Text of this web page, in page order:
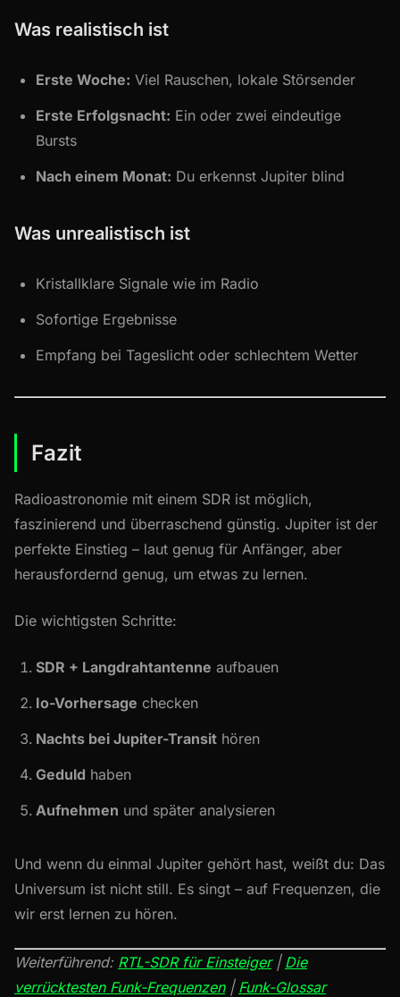
Was realistisch ist
Erste Woche: Viel Rauschen, lokale Störsender
Erste Erfolgsnacht: Ein oder zwei eindeutige
Bursts
Nach einem Monat: Du erkennst Jupiter blind
Was unrealistisch ist
Kristallklare Signale wie im Radio
Sofortige Ergebnisse
Empfang bei Tageslicht oder schlechtem Wetter
Fazit
Radioastronomie mit einem SDR ist möglich,
faszinierend und überraschend günstig. Jupiter ist der
perfekte Einstieg – laut genug für Anfänger, aber
herausfordernd genug, um etwas zu lernen.
Die wichtigsten Schritte:
SDR + Langdrahtantenne aufbauen
Io-Vorhersage checken
Nachts bei Jupiter-Transit hören
Geduld haben
Aufnehmen und später analysieren
Und wenn du einmal Jupiter gehört hast, weißt du: Das
Universum ist nicht still. Es singt – auf Frequenzen, die
wir erst lernen zu hören.
Weiterführend: RTL-SDR für Einsteiger| Die
verrücktesten Funk-Frequenzen| Funk-Glossar